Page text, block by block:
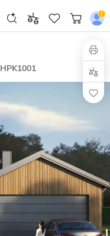
HPK1001